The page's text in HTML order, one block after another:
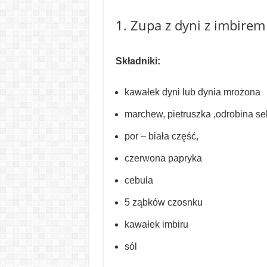
1. Zupa z dyni z imbirem
Składniki:
kawałek dyni lub dynia mrożona
marchew, pietruszka ,odrobina
por – biała część,
czerwona papryka
cebula
5 ząbków czosnku
kawałek imbiru
sól